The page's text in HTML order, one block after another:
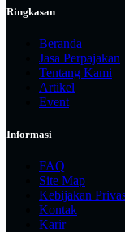
Ringkasan
Beranda
Jasa Perpajakan
Tentang Kami
Artikel
Event
Informasi
FAQ
Site Map
Kebijakan
Kontak
Karir